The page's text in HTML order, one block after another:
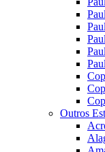
Outros